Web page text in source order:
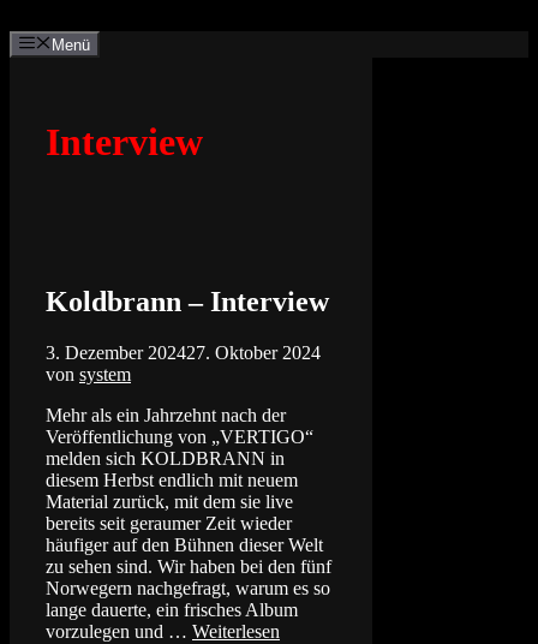
Inhalt
springen
Menü
Interview
Koldbrann – Interview
3. Dezember 202427. Oktober 2024
von system
Mehr als ein Jahrzehnt nach der
Veröffentlichung von „VERTIGO“
melden sich KOLDBRANN in
diesem Herbst endlich mit neuem
Material zurück, mit dem sie live
bereits seit geraumer Zeit wieder
häufiger auf den Bühnen dieser Welt
zu sehen sind. Wir haben bei den fünf
Norwegern nachgefragt, warum es so
lange dauerte, ein frisches Album
vorzulegen und … Weiterlesen